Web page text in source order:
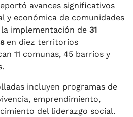
avances significativos
y económica de comunidades
implementación de 31
en diez territorios
11 comunas, 45 barrios y
incluyen programas de
emprendimiento,
del liderazgo social.